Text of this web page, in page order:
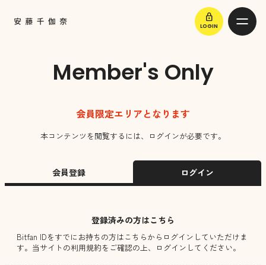
lock
LOGIN
Member's Only
会員限定エリアとなります
本コンテンツを閲覧するには、ログインが必要です。
会員登録 ログイン
登録済みの方はこちら
Bitfan IDをすでにお持ちの方はこちらからログインしていただけま
す。 当サイトの利用規約をご確認の上、ログインしてください。